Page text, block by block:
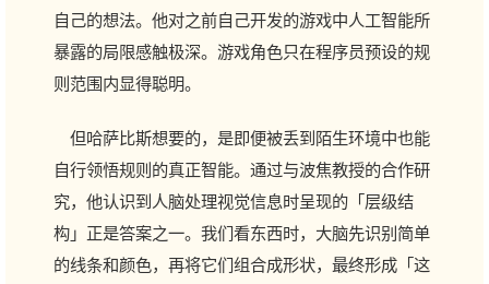
自己的想法。他对之前自己开发的游戏中人工智能所
暴露的局限感触极深。游戏角色只在程序员预设的规
则范围内显得聪明。
但哈萨比斯想要的，是即便被丢到陌生环境中也能
自行领悟规则的真正智能。通过与波焦教授的合作研
究，他认识到人脑处理视觉信息时呈现的「层级结
构」正是答案之一。我们看东西时，大脑先识别简单
的线条和颜色，再将它们组合成形状，最终形成「这